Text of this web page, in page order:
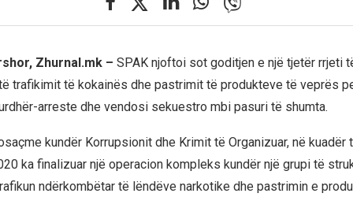
Zhurnal.mk – SPAK njoftoi sot goditjen e një tjetër rrjeti
trafikimit të kokainës dhe pastrimit të produkteve të veprës
arreste dhe vendosi sekuestro mbi pasuri të shumta.
kundër Korrupsionit dhe Krimit të Organizuar, në kuadër
ka finalizuar një operacion kompleks kundër një grupi të
ndërkombëtar të lëndëve narkotike dhe pastrimin e